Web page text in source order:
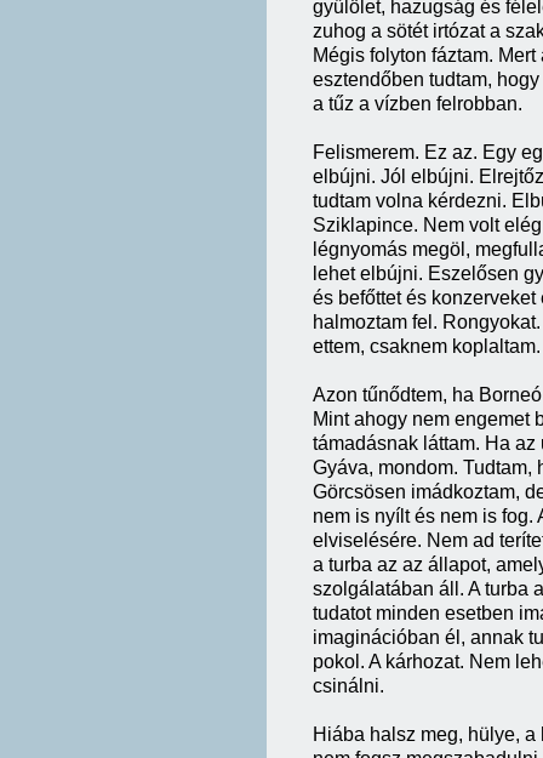
gyűlölet, hazugság és
zuhog a sötét irtózat a
Mégis folyton fáztam.
esztendőben tudtam,
a tűz a vízben felrobban.
Felismerem. Ez az. Egy
elbújni. Jól elbújni.
tudtam volna kérdezni.
Sziklapince. Nem volt
légnyomás megöl,
lehet elbújni. Eszelősen
és befőttet és
halmoztam fel.
ettem, csaknem
Azon tűnődtem, ha
Mint ahogy nem engemet
támadásnak láttam. Ha
Gyáva, mondom. Tudtam,
Görcsösen imádkoztam,
nem is nyílt és nem is fog.
elviselésére. Nem ad
a turba az az állapot,
szolgálatában áll. A turba
tudatot minden esetben
imaginációban él, annak
pokol. A kárhozat. Nem
csinálni.
Hiába halsz meg, hülye,